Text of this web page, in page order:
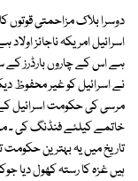
دوسرا بلاک مزاحمتی
اسرائیل امریکہ ناجائز
ہے اس کے چاروں بارڈرز کے
نے اسرائیل کو غیر محفوظ
مرسی کی حکومت اسرائیل
خاتمے کیلئے فنڈنگ کی ۔
تاریخ میں یہ بہترین
ہیں غزہ کا رستہ کھول دیا